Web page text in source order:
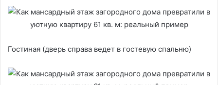
Гостиная (дверь справа ведет в гостевую спальню)